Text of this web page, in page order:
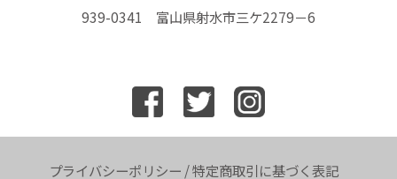
939-0341 富山県射水市三ケ2279－6
プライバシーポリシー /特定商取引に基づく表記